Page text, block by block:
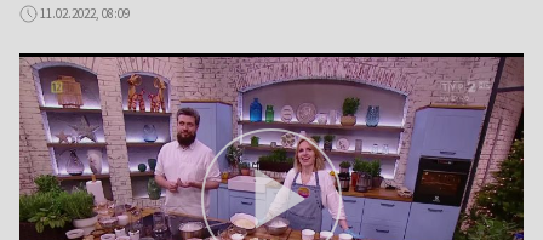
11.02.2022, 08:09